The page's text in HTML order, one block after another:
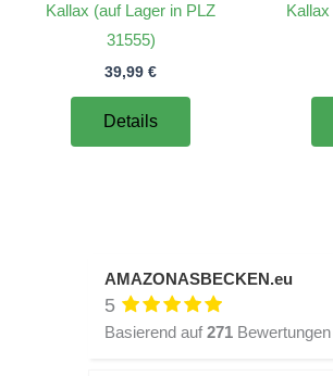
Kallax (auf Lager in PLZ
31555)
39,99€
Details
AMAZONASBECKEN.eu
5
Basierend auf 271 Bewertungen